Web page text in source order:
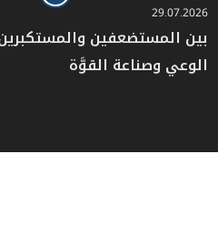
29.07.2026
بين المستضعفين
الوعي وصناعة القوَّة